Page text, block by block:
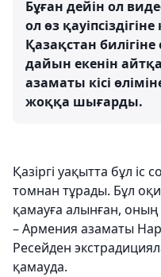
Бұған дейін ол
ол өз
Қазақстан билігіне
дайын екенін
азаматы кісі
жоққа шығарды.
Қазіргі уақытта бұл іс
томнан тұрады. Бұл
қамауға алынған, оның
– Армения азаматы
Ресейден
қамауда.